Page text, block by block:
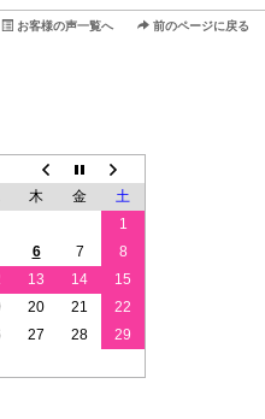
お客様の声一覧へ 前のページに戻る
木 金
土
1
6 7
8
13 14
15
20 21
22
27 28
29